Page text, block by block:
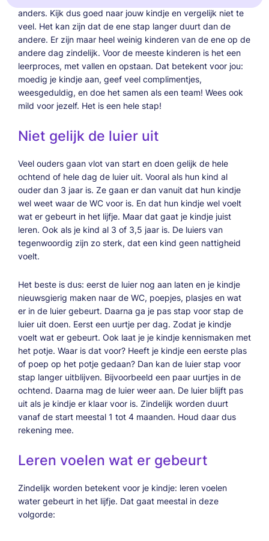
anders. Kijk dus goed naar jouw kindje en vergelijk niet te
veel. Het kan zijn dat de ene stap langer duurt dan de
andere. Er zijn maar heel weinig kinderen van de ene op de
andere dag zindelijk. Voor de meeste kinderen is het een
leerproces, met vallen en opstaan. Dat betekent voor jou:
moedig je kindje aan, geef veel complimentjes,
weesgeduldig, en doe het samen als een team! Wees ook
mild voor jezelf. Het is een hele stap!
Niet gelijk de luier uit
Veel ouders gaan vlot van start en doen gelijk de hele
ochtend of hele dag de luier uit. Vooral als hun kind al
ouder dan 3 jaar is. Ze gaan er dan vanuit dat hun kindje
wel weet waar de WC voor is. En dat hun kindje wel voelt
wat er gebeurt in het lijfje. Maar dat gaat je kindje juist
leren. Ook als je kind al 3 of 3,5 jaar is. De luiers van
tegenwoordig zijn zo sterk, dat een kind geen nattigheid
voelt.
Het beste is dus: eerst de luier nog aan laten en je kindje
nieuwsgierig maken naar de WC, poepjes, plasjes en wat
er in de luier gebeurt. Daarna ga je pas stap voor stap de
luier uit doen. Eerst een uurtje per dag. Zodat je kindje
voelt wat er gebeurt. Ook laat je je kindje kennismaken met
het potje. Waar is dat voor? Heeft je kindje een eerste plas
of poep op het potje gedaan? Dan kan de luier stap voor
stap langer uitblijven. Bijvoorbeeld een paar uurtjes in de
ochtend. Daarna mag de luier weer aan. De luier blijft pas
uit als je kindje er klaar voor is. Zindelijk worden duurt
vanaf de start meestal 1 tot 4 maanden. Houd daar dus
rekening mee.
Leren voelen wat er gebeurt
Zindelijk worden betekent voor je kindje: leren voelen
water gebeurt in het lijfje. Dat gaat meestal in deze
volgorde: